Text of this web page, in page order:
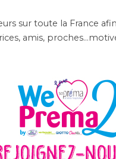
sur toute la France
amis,